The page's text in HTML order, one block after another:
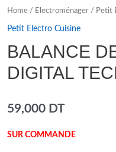
Home / Electroménager / Petit
Petit Electro Cuisine
BALANCE
DIGITAL
59,000 DT
SUR COMMANDE